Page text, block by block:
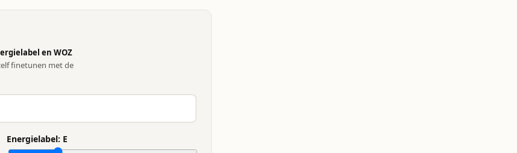
en WOZ
finetunen met de
Energielabel: E